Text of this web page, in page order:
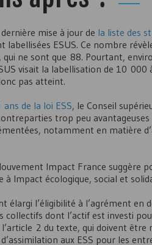
mise à jour de la liste des
labellisées ESUS. Ce nombre
qui ne sont que 88. Pourtant,
visait la labellisation de 10 000
pas atteint.
ans de la loi ESS, le Conseil
trop peu
notamment en matière
Impact France suggère
Impact écologique, social et
élargi l’éligibilité à l’agrément en
collectifs dont l’actif est investi
2 du texte, qui doivent
aux ESS pour les